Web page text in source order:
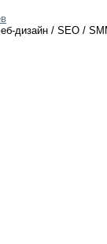
дизайн / SEO /